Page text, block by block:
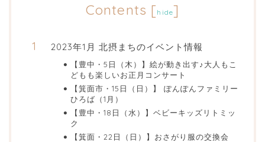
Contents [ hide]
2023年1月 北摂まちのイベント情報
【豊中・5日（木）】絵が動き出す♪大人もこ
どもも楽しいお正月コンサート
【箕面市・15日（日）】 ぽんぽんファミリー
ひろば（1月）
【豊中・18日（水）】ベビーキッズリトミッ
ク
【箕面・22日（日）】おさがり服の交換会